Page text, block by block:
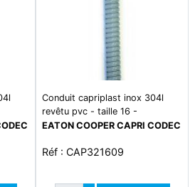
Conduit capriplast inox 304l
revêtu pvc - taille 16 -
écrasement 1250 n - traction
-5°c à +60°c
EATON COOPER CAPRI CODEC
Réf : CAP321609